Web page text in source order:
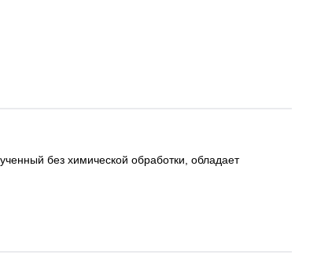
без химической обработки, обладает